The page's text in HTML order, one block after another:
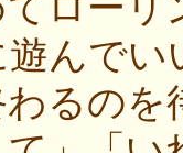
んで
るのを